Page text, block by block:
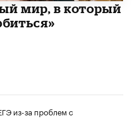
мир, в который
из-за проблем с